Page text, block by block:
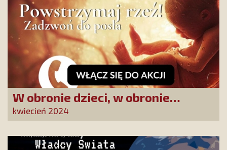
W obronie dzieci, w obronie
Ojczyzny. Akcja „Zadzwoń do posła”
i marsz na Sejm
kwiecień 2024